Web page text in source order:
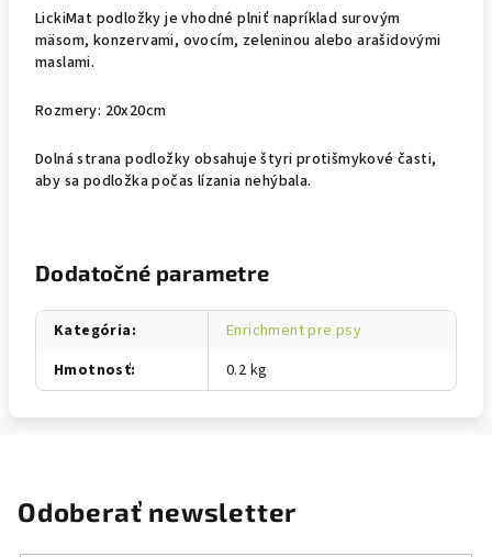
LickiMat podložky je vhodné plniť napríklad surovým
mäsom, konzervami, ovocím, zeleninou alebo arašidovými
maslami.
Rozmery: 20x20cm
Dolná strana podložky obsahuje štyri protišmykové časti,
aby sa podložka počas lízania nehýbala.
Dodatočné parametre
Kategória:
Enrichment pre psy
Hmotnosť: 0.2 kg
Odoberať newsletter